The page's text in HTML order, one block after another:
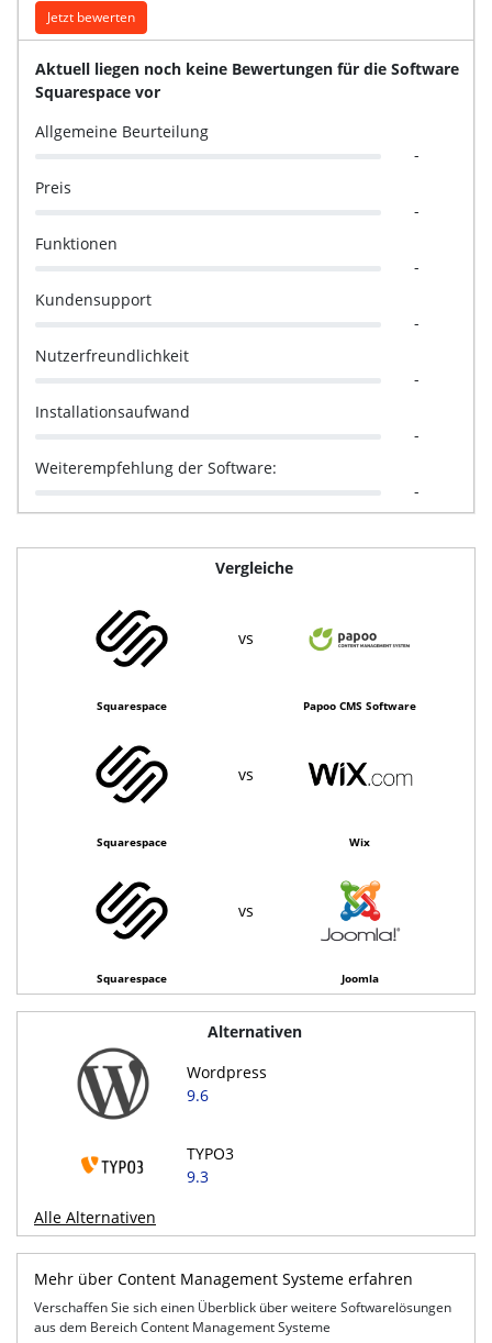
Jetzt bewerten
Aktuell liegen noch keine Bewertungen für die Software
Squarespace vor
Allgemeine Beurteilung
-
Preis
-
Funktionen
-
Kundensupport
-
Nutzerfreundlichkeit
-
Installationsaufwand
-
Weiterempfehlung der Software:
-
Vergleiche
vs
Squarespace Papoo CMS Software
vs
Squarespace Wix
vs
Squarespace Joomla
Alternativen
Wordpress
9.6
TYPO3
9.3
Alle Alternativen
Mehr über Content Management Systeme erfahren
Verschaffen Sie sich einen Überblick über weitere Softwarelösungen
aus dem Bereich Content Management Systeme